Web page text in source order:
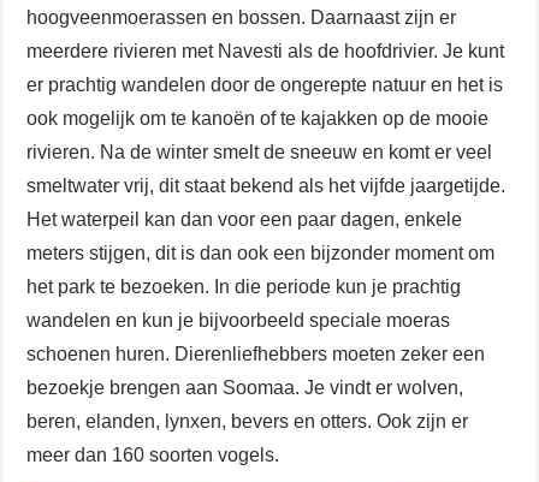
hoogveenmoerassen en bossen. Daarnaast zijn er
meerdere rivieren met Navesti als de hoofdrivier. Je kunt
er prachtig wandelen door de ongerepte natuur en het is
ook mogelijk om te kanoën of te kajakken op de mooie
rivieren. Na de winter smelt de sneeuw en komt er veel
smeltwater vrij, dit staat bekend als het vijfde jaargetijde.
Het waterpeil kan dan voor een paar dagen, enkele
meters stijgen, dit is dan ook een bijzonder moment om
het park te bezoeken. In die periode kun je prachtig
wandelen en kun je bijvoorbeeld speciale moeras
schoenen huren. Dierenliefhebbers moeten zeker een
bezoekje brengen aan Soomaa. Je vindt er wolven,
beren, elanden, lynxen, bevers en otters. Ook zijn er
meer dan 160 soorten vogels.